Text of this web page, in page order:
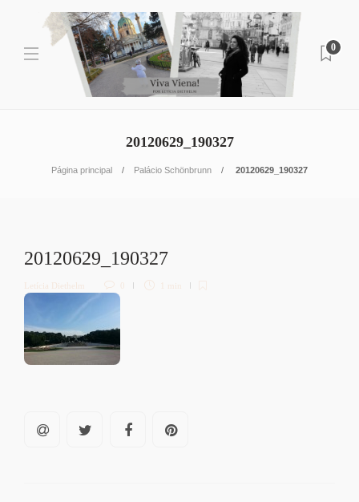
0
20120629_190327
Página principal Palácio Schönbrunn 20120629_190327
20120629_190327
Letícia Diethelm 0 1 min